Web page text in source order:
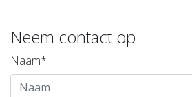
Neem contact op
Naam*